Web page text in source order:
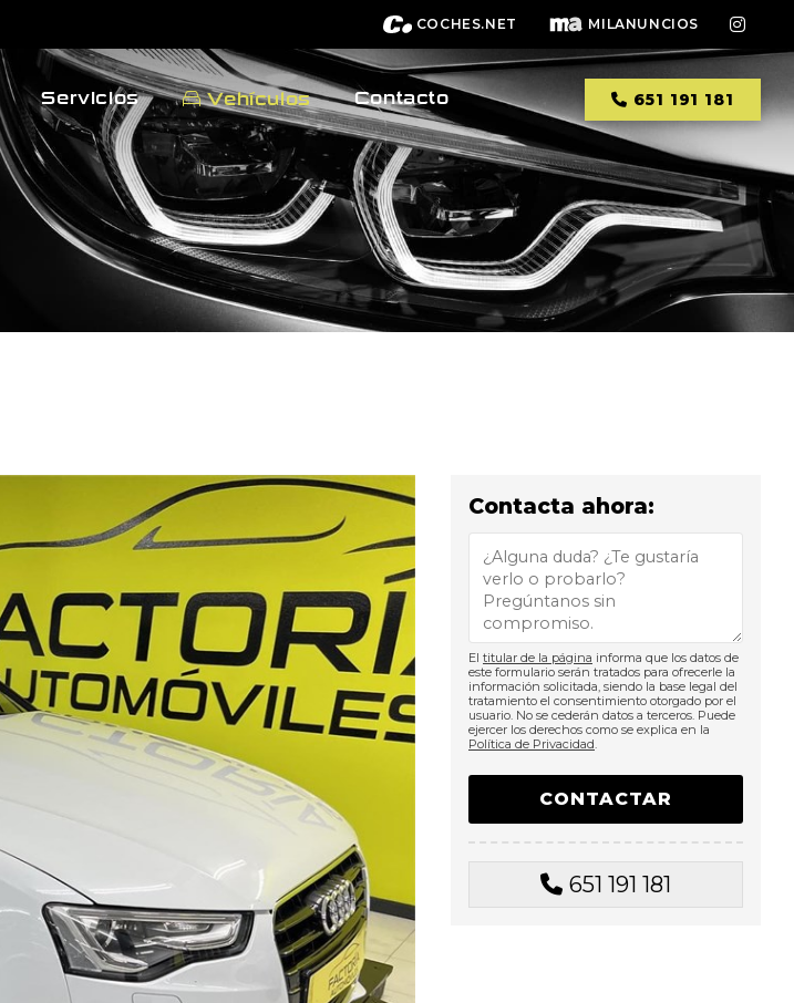
COCHES.NET MILANUNCIOS
Servicios Vehículos Contacto 651 191 181
Contacta ahora:
El titular de la página informa que los datos de
este formulario serán tratados para ofrecerle la
información solicitada, siendo la base legal del
tratamiento el consentimiento otorgado por el
usuario. No se cederán datos a terceros. Puede
ejercer los derechos como se explica en la
Política de Privacidad.
651 191 181